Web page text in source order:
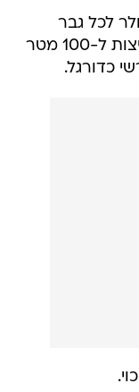
הציע פרס של 100,000 דולר לכל גבר
שיצליח לנצח את אלופת העולם בריצות ל-100 מטר